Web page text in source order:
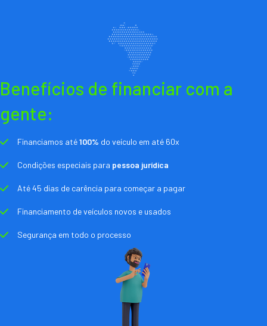
Benefícios de financiar com a
gente:
Financiamos até100% do veículo em até 60x
Condições especiais para pessoa jurídica
Até 45 dias de carência para começar a pagar
Financiamento de veículos novos e usados
Segurança em todo o processo